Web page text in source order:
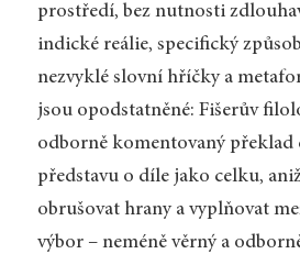
prostředí, bez nutnosti
indické reálie, specifický
nezvyklé slovní hříčky a
jsou opodstatněné: Fišerův
odborně komentovaný překlad
představu o díle jako celku,
obrušovat hrany a vyplňovat
výbor – neméně věrný a